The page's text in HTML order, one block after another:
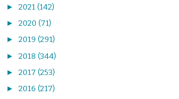
► 2021 (142)
► 2020 (71)
► 2019 (291)
► 2018 (344)
► 2017 (253)
► 2016 (217)